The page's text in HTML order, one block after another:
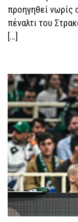
προηγηθεί νωρίς
πέναλτι του
[…]